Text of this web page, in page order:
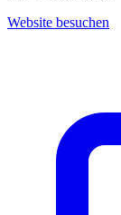
Website besuchen